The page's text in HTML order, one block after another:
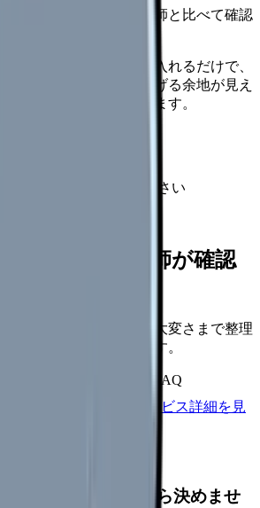
がる？同じ条件の看護師と比べて確認
設タイプ・夜勤回数を入れるだけで、
の現在地と、年収を上げる余地が見え
、まず数字で整理できます。
地を確認する
新情報を確認してください
人票を、看護師が確認
せます
、教育、職場の正直な大変さまで整理
らす求人票へ改善します。
応募前FAQ
見積もりを依頼
サービス詳細を見
、条件を比べてから決めませ